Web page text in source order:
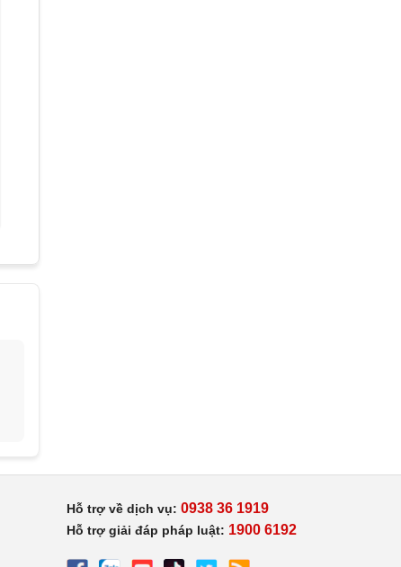
Hỗ trợ về dịch vụ: 0938 36 1919
Hỗ trợ giải đáp pháp luật: 1900 6192